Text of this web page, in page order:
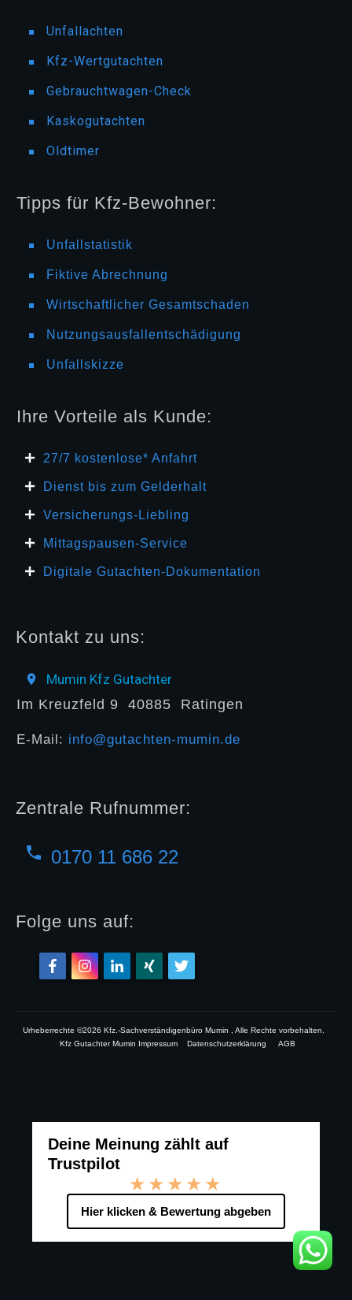
Unfallachten
Kfz-Wertgutachten
Gebrauchtwagen-Check
Kaskogutachten
Oldtimer
Tipps für Kfz-Bewohner:
Unfallstatistik
Fiktive Abrechnung
Wirtschaftlicher Gesamtschaden
Nutzungsausfallentschädigung
Unfallskizze
Ihre Vorteile als Kunde:
27/7 kosten lose* Anfahrt
Dienst bis zum Gelderhalt
Versicherungs-Liebling
Mittagspausen-Service
Digitale Gutachten-Dokumentation
Kontakt zu uns:
Mumin Kfz Gutachter
Im Kreuzfeld 9 40885 Ratingen
E-Mail: info@gutachten-mumin.de
Zentrale Rufnummer:
0170 11 686 22
Folge uns auf:
Urheberrechte ©2026 Kfz.-Sachverständigenbüro Mumin , Alle Rechte vorbehalten.
Kfz Gutachter Mumin Impressum
Datenschutzerklärung AGB
Deine Meinung zählt auf
Trustpilot
★★★★★
Hier klicken & Bewertung abgeben